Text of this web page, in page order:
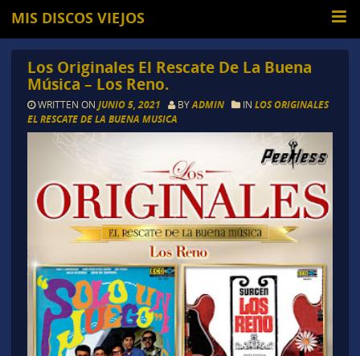
MIS DISCOS VIEJOS
Los Originales El Rescate De La Buena
Música – Los Reno.
WRITTEN ON JUNIO 5, 2021 BYADMIN IN LOS ORIGINALES
EL RESCATE DE LA BUENA MUSICA